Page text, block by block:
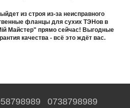
из строя из-за неисправного
фланцы для сухих ТЭНов в
Майстер" прямо сейчас! Выгодные
качества - всё это ждёт вас.
0738798989